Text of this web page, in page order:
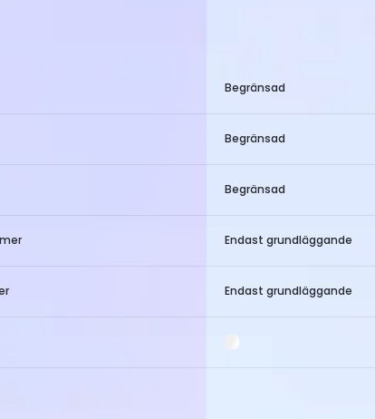
Begränsad
Begränsad
Begränsad
Endast grundläggande
Endast grundläggande